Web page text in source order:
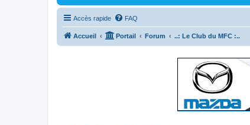
Accès rapide FAQ
Accueil Portail Forum ..: Le Club du MFC :..